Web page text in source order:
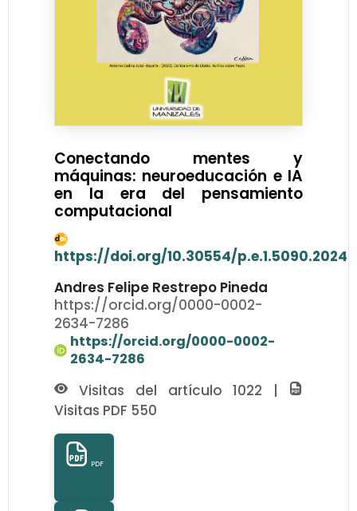
Conectando mentes y
máquinas: neuroeducación e IA
en la era del pensamiento
computacional
https://doi.org/10.30554/p.e.1.5090.2024
Andres Felipe Restrepo Pineda
https://orcid.org/0000-0002-
2634-7286
https://orcid.org/0000-0002-
2634-7286
Visitas del artículo 1022 |
Visitas PDF 550
PDF